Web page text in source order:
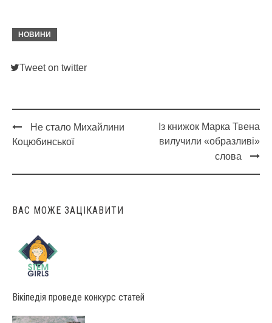
НОВИНИ
Tweet on twitter
Post
Не стало Михайлини
Коцюбинської
Із книжок Марка Твена
вилучили «образливі»
слова
ВАС МОЖЕ ЗАЦІКАВИТИ
Вікіпедія проведе конкурс статей